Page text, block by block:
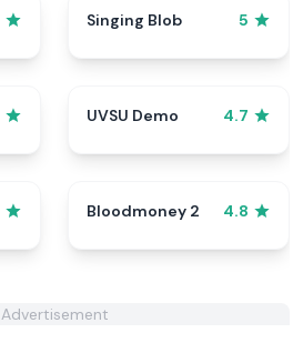
Singing Blob 5
UVSU Demo 4.7
Bloodmoney 2 4.8
Advertisement